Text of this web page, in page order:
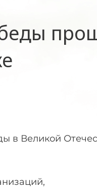
в Великой